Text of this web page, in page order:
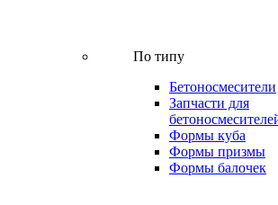
По типу
Бетоносмесители
Запчасти для
Формы куба
Формы призмы
Формы балочек